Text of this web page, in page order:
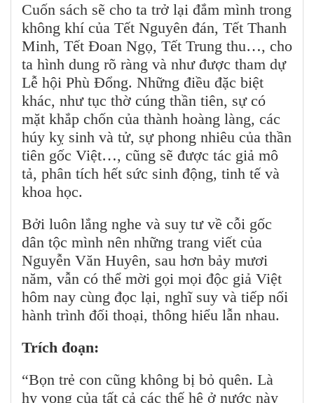
Cuốn sách sẽ cho ta trở lại đắm mình trong
không khí của Tết Nguyên đán, Tết Thanh
Minh, Tết Đoan Ngọ, Tết Trung thu…, cho
ta hình dung rõ ràng và như được tham dự
Lễ hội Phù Đổng. Những điều đặc biệt
khác, như tục thờ cúng thần tiên, sự có
mặt khắp chốn của thành hoàng làng, các
húy kỵ sinh và tử, sự phong nhiêu của thần
tiên gốc Việt…, cũng sẽ được tác giả mô
tả, phân tích hết sức sinh động, tinh tế và
khoa học.
Bởi luôn lắng nghe và suy tư về cỗi gốc
dân tộc mình nên những trang viết của
Nguyễn Văn Huyên, sau hơn bảy mươi
năm, vẫn có thể mời gọi mọi độc giả Việt
hôm nay cùng đọc lại, nghĩ suy và tiếp nối
hành trình đối thoại, thông hiểu lẫn nhau.
Trích đoạn:
“Bọn trẻ con cũng không bị bỏ quên. Là
hy vọng của tất cả các thế hệ ở nước này